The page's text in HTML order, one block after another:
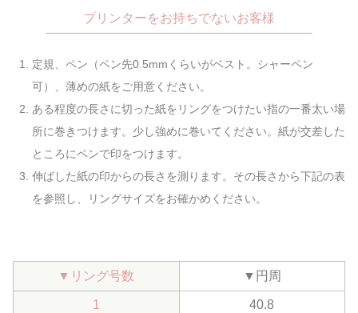
プリンターをお持ちでないお客様
定規、ペン（ペン先0.5mmくらいがベスト。シャーペン
可）、薄めの紙をご用意ください。
ある程度の長さに切った紙をリングをつけたい指の一番太い場
所に巻きつけます。少し強めに巻いてください。紙が交差した
ところにペンで印をつけます。
伸ばした紙の印からの長さを測ります。その長さから下記の表
を参照し、リングサイズをお確かめください。
▼ リング号数 ▼ 円周
1 40.8